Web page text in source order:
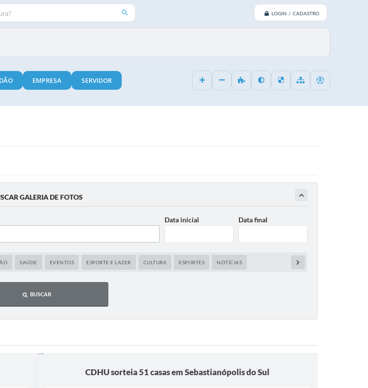
LOGIN / CADASTRO
EMPRESA SERVIDOR
GALERIA DE FOTOS
Data inicial Data final
SAÚDE EVENTOS ESPORTE E LAZER CULTURA ESPORTES NOTÍCIAS
BUSCAR
CDHU sorteia 51 casas em Sebastianópolis do Sul